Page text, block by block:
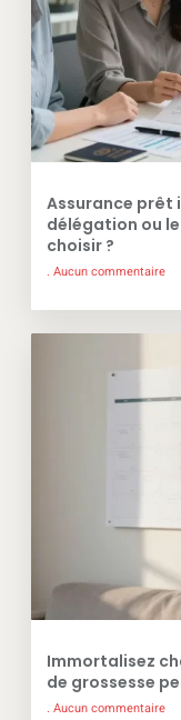
Assurance prêt
délégation ou
choisir ?
Aucun commentaire
Immortalisez
de grossesse
Aucun commentaire